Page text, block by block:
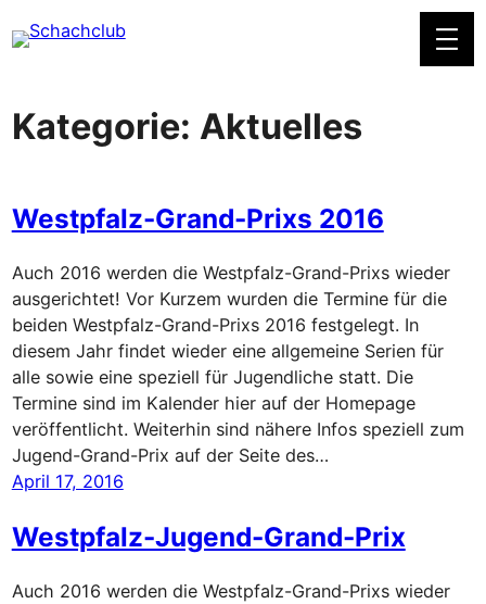
Inhalt
Kategorie: Aktuelles
Westpfalz-Grand-Prixs 2016
Auch 2016 werden die Westpfalz-Grand-Prixs wieder
ausgerichtet! Vor Kurzem wurden die Termine für die
beiden Westpfalz-Grand-Prixs 2016 festgelegt. In
diesem Jahr findet wieder eine allgemeine Serien für
alle sowie eine speziell für Jugendliche statt. Die
Termine sind im Kalender hier auf der Homepage
veröffentlicht. Weiterhin sind nähere Infos speziell zum
Jugend-Grand-Prix auf der Seite des…
April 17, 2016
Westpfalz-Jugend-Grand-Prix
Auch 2016 werden die Westpfalz-Grand-Prixs wieder